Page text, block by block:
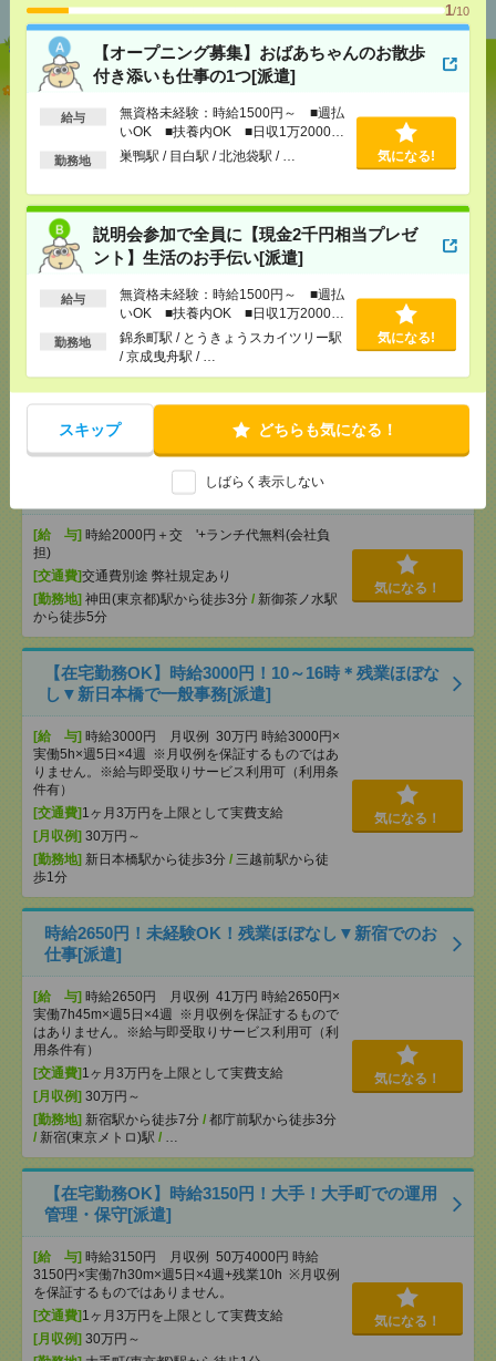
1/10
【オープニング募集】おばあちゃんのお散歩
付き添いも仕事の1つ[派遣]
給与
無資格未経験：時給1500円～ ■週払
いOK ■扶養内OK ■日収1万2000円
以上
勤務地 巣鴨駅 / 目白駅 / 北池袋駅 / … 気になる!
説明会参加で全員に【現金2千円相当プレゼ
ント】生活のお手伝い[派遣]
給与
無資格未経験：時給1500円～ ■週払
いOK ■扶養内OK ■日収1万2000円
以上
勤務地
錦糸町駅 / とうきょうスカイツリー駅
/ 京成曳舟駅 / …
気になる!
スキップ どちらも気になる！
しばらく表示しない
【オープニング募集】おばあちゃんのお散歩付き添
いも仕事の1つ[派遣]
無資格未経験：時給1500円～ ■週払い
OK ■扶養内OK ■日収1万2000円以上
[交通費]交通費全額支給
[勤務地]巣鴨駅/目白駅/北池袋駅/…
気になる！
説明会参加で全員に【現金2千円相当プレゼント】生
活のお手伝い[派遣]
[給 与] 無資格未経験：時給1500円～ ■週払い
OK ■扶養内OK ■日収1万2000円以上
[交通費]交通費全額支給
[勤務地]錦糸町駅/とうきょうスカイツリー駅/京
＼時給2000円&ランチ無料／未経験OK！かんたん事
[給 与] 時給2000円＋交 '+ランチ代無料(会社負
担)
[交通費]交通費別途 弊社規定あり
[勤務地] 神田(東京都)駅から徒歩3分 / 新御茶ノ水駅
から徒歩5分
気になる！
【在宅勤務OK】時給3000円！10～16時＊残業ほぼな
し▼新日本橋で一般事務[派遣]
[給 与] 時給3000円 月収例 30万円 時給3000円×
実働5h×週5日×4週 ※月収例を保証するものではあ
りません。※給与即受取りサービス利用可（利用条
件有）
[交通費] 1ヶ月3万円を上限として実費支給
[月収例] 30万円～
[勤務地] 新日本橋駅から徒歩3分 / 三越前駅から徒
歩1分
気になる！
時給2650円！未経験OK！残業ほぼなし▼新宿でのお
仕事[派遣]
[給 与] 時給2650円 月収例 41万円 時給2650円×
実働7h45m×週5日×4週 ※月収例を保証するもので
はありません。※給与即受取りサービス利用可（利
用条件有）
[交通費] 1ヶ月3万円を上限として実費支給
[月収例] 30万円～
[勤務地] 新宿駅から徒歩7分 / 都庁前駅から徒歩3分
/ 新宿(東京メトロ)駅 / …
気になる！
【在宅勤務OK】時給3150円！大手！大手町での運用
管理・保守[派遣]
[給 与] 時給3150円 月収例 50万4000円 時給
3150円×実働7h30m×週5日×4週+残業10h ※月収例
を保証するものではありません。
[交通費] 1ヶ月3万円を上限として実費支給
[月収例] 30万円～
気になる！